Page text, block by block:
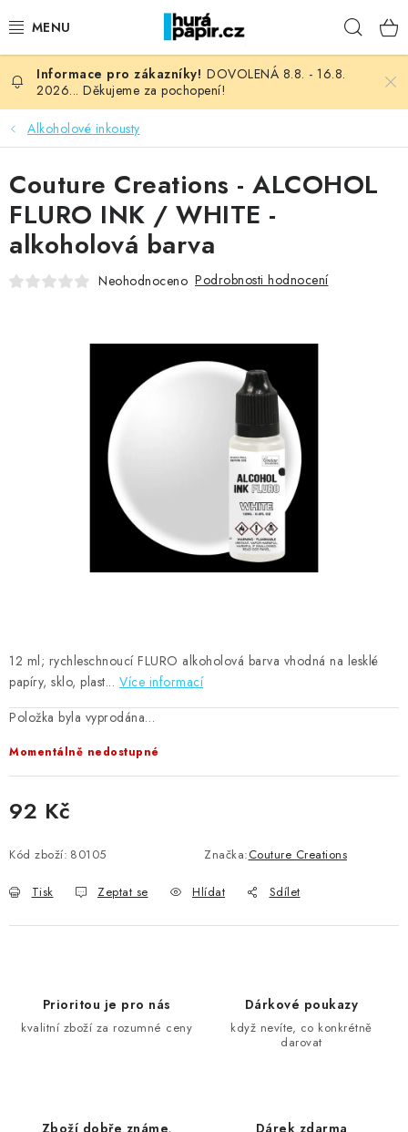
na
NOVINKY
HURÁ DÍLNA
VŠECHNO ZBOŽÍ
KNIHAŘSKÝ MATERIÁL
MOJE OBJEDNÁVKA
Kontakty Moje objednávka
Oblíbené ♥️
Obchodní podmínky
Ověřování recenzí
DOVOLENÁ 8.8. - 16.8.
2026... Děkujeme za pochopení!
Alkoholové inkousty
12 ml; rychleschnoucí FLURO alkoholová barva vhodná na lesklé
papíry, sklo, plast... Více informací
Položka byla vyprodána…
Momentálně nedostupné
92 Kč
Kód zboží: 80105 Značka:Couture Creations
Tisk Zeptat se Hlídat Sdílet
Couture Creations - ALCOHOL
FLURO INK / WHITE -
alkoholová barva
Neohodnoceno Podrobnosti hodnocení
Prioritou je pro nás
kvalitní zboží za rozumné ceny
Dárkové poukazy
když nevíte, co konkrétně
darovat
Zboží dobře známe, Dárek zdarma